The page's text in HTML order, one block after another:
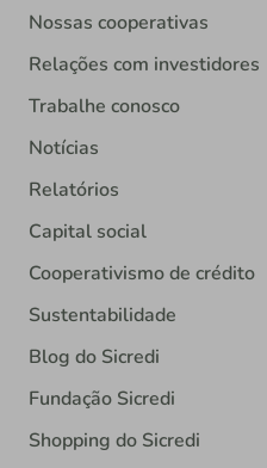
Nossas cooperativas
Relações com investidores
Trabalhe conosco
Notícias
Relatórios
Capital social
Cooperativismo de crédito
Sustentabilidade
Blog do Sicredi
Fundação Sicredi
Shopping do Sicredi